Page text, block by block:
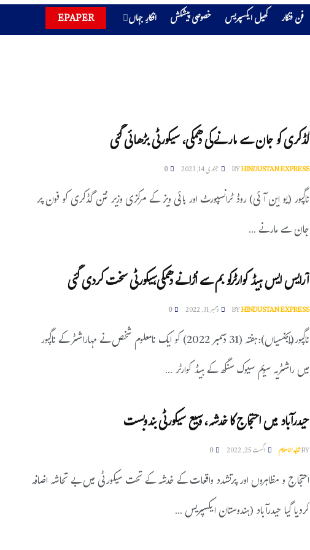
فن فنکار کھیل ایکسپریس خصوصی پیشکش افکارِ جہاں EPAPER
گڈکری کو جان سے مارنے کی دھمکی، سیکورٹی بڑھائی گئی
BYHINDUSTAN EXPRESS جنوری 14, 2023 0
ناگپور (یو این آئی) روڈ ٹرانسپورٹ اور ہائی ویز کے مرکزی وزیر نتن گڈکری کو فون پر
جان سے مارنے ...
آرایس ایس ہیڈ کوارٹرکو بم سے اُڑانے دھمکی،سیکورٹی سخت کردی گئی
BYHINDUSTAN EXPRESS دسمبر 31, 2022 0
ناگپور(ایجنسیاں):ہفتہ (31 دسمبر 2022) کو ایک نامعلوم شخص نے مہاراشٹر کے ناگپور
میں راشٹریہ سویم سیوک سنگھ کے ہیڈ کوارٹر ...
حیدرآباد میں احتجاج کا خدشہ، وسیع سیکورٹی بندوبست
BYشاہدالاسلام اگست 25, 2022 0
احتجاج و مظاہروں اور پرتشدد واقعات کے خدشہ کے تحت سیکورٹی میں بے تحاشہ اضافہ
کردیا گیا حیدرآباد (ہندوستان ایکسپریس ...